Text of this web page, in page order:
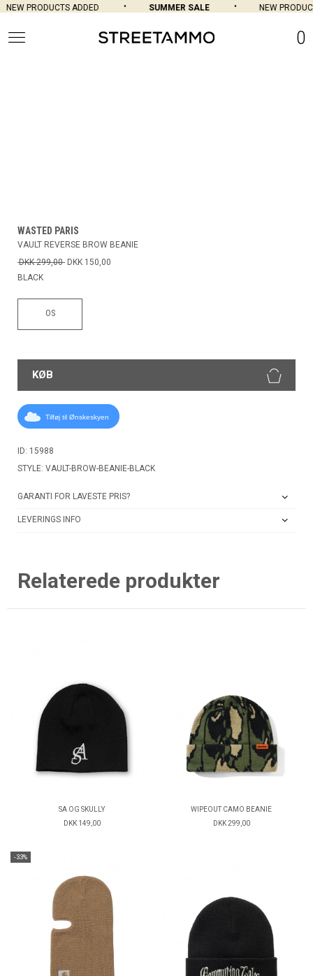
NEW PRODUCTS ADDED SUMMER SALE NEW
0
WASTED PARIS
VAULT REVERSE BROW BEANIE
DKK 299,00 DKK 150,00
BLACK
OS
KØB
Tilføj til Ønskeskyen
ID: 15988
STYLE: VAULT-BROW-BEANIE-BLACK
GARANTI FOR LAVESTE PRIS?
LEVERINGS INFO
Relaterede produkter
SA OG SKULLY
DKK 149,00
WIPEOUT CAMO BEANIE
DKK 299,00
-33%